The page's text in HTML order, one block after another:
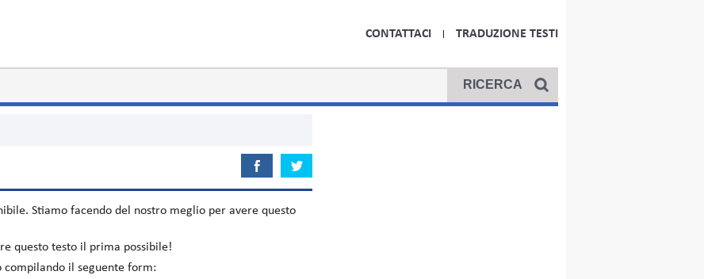
CONTATTACI TRADUZIONE TESTI
Stiamo facendo del nostro meglio per avere questo
questo testo il prima possibile!
compilando il seguente form: